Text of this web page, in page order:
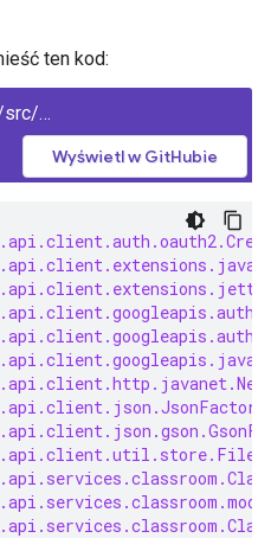
ten kod:
classroom/quickstart/src/main/java/ClassroomQuickstart.java
Wyświetl w GitHubie